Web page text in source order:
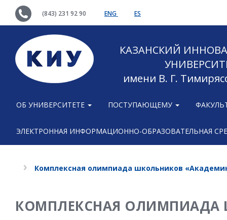
(843) 231 92 90 ENG ES
КАЗАНСКИЙ
имени В. Г.
ОБ УНИВЕРСИТЕТЕ ПОСТУПАЮЩЕМУ
ЭЛЕКТРОННАЯ ИНФОРМАЦИОННО-ОБРАЗОВАТЕЛЬНАЯ
Комплексная олимпиада школьников
КОМПЛЕКСНАЯ ОЛИМПИАДА